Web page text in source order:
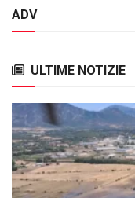
ADV
ULTIME NOTIZIE